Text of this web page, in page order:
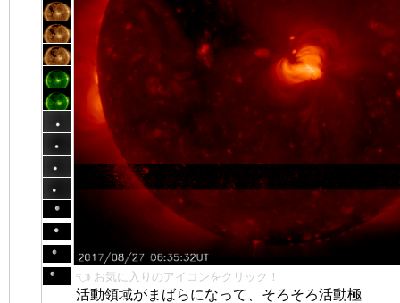
👈 お気に入りのアイコンをクリック！
活動領域がまばらになって、そろそろ活動極